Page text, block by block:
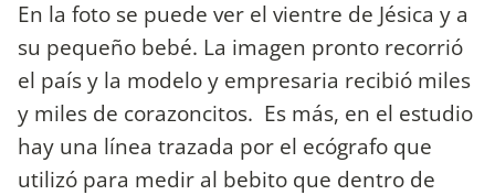
En la foto se puede ver el vientre de Jésica y a
su pequeño bebé. La imagen pronto recorrió
el país y la modelo y empresaria recibió miles
y miles de corazoncitos. Es más, en el estudio
hay una línea trazada por el ecógrafo que
utilizó para medir al bebito que dentro de